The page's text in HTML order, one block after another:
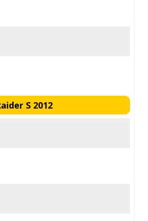
S 2012